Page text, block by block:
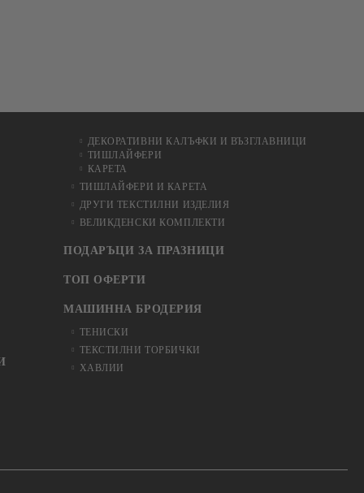
ДЕКОРАТИВНИ КАЛЪФКИ И ВЪЗГЛАВНИЦИ
ТИШЛАЙФЕРИ
КАРЕТА
ТИШЛАЙФЕРИ И КАРЕТА
ДРУГИ ТЕКСТИЛНИ ИЗДЕЛИЯ
ВЕЛИКДЕНСКИ КОМПЛЕКТИ
ПОДАРЪЦИ ЗА ПРАЗНИЦИ
ТОП ОФЕРТИ
МАШИННА БРОДЕРИЯ
ТЕНИСКИ
ТЕКСТИЛНИ ТОРБИЧКИ
ХАВЛИИ